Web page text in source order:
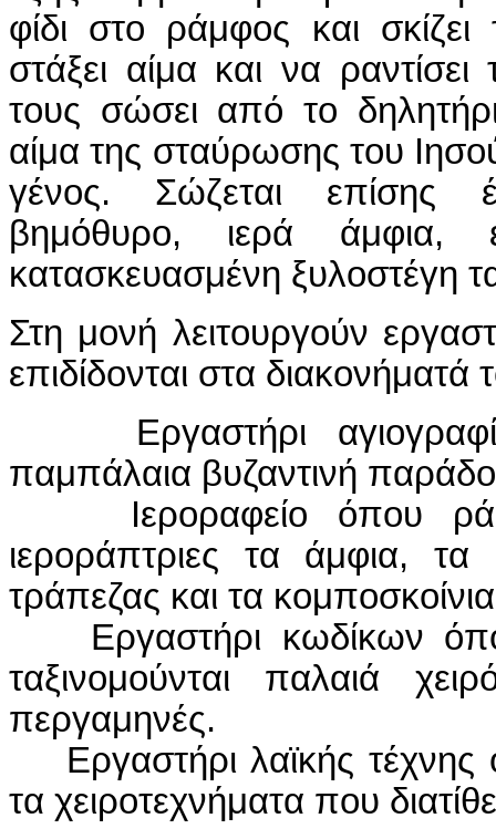
φίδι στο ράμφος και
στάξει αίμα και να
τους σώσει από το
αίμα της σταύρωσης του
γένος. Σώζεται επίσης
βημόθυρο, ιερά
κατασκευασμένη ξυλοστέγη
Στη μονή λειτουργούν
επιδίδονται στα διακονήματά
Εργαστήρι
παμπάλαια βυζαντινή
Ιεροραφείο όπου
ιεροράπτριες τα άμφια,
τράπεζας και τα
Εργαστήρι κωδίκων
ταξινομούνται παλαιά
περγαμηνές.
Εργαστήρι λαϊκής τέχνης
τα χειροτεχνήματα που